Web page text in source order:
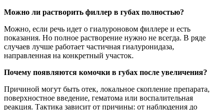
Можно ли растворить филлер в губах полностью?
Можно, если речь идет о гиалуроновом филлере и есть
показания. Но полное растворение нужно не всегда. В ряде
случаев лучше работает частичная гиалуронидаза,
направленная на конкретный участок.
Почему появляются комочки в губах после увеличения?
Причиной могут быть отек, локальное скопление препарата,
поверхностное введение, гематома или воспалительная
реакция. Тактика зависит от причины: от наблюдения до